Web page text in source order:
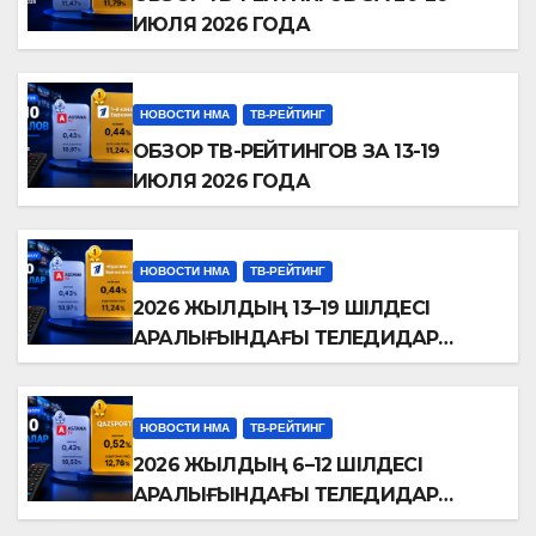
ИЮЛЯ 2026 ГОДА
НОВОСТИ НМА ТВ-РЕЙТИНГ
ОБЗОР ТВ-РЕЙТИНГОВ ЗА 13-19
ИЮЛЯ 2026 ГОДА
НОВОСТИ НМА ТВ-РЕЙТИНГ
2026 ЖЫЛДЫҢ 13–19 ШІЛДЕСІ
АРАЛЫҒЫНДАҒЫ ТЕЛЕДИДАР
РЕЙТИНГТЕРІНЕ ШОЛУ
НОВОСТИ НМА ТВ-РЕЙТИНГ
2026 ЖЫЛДЫҢ 6–12 ШІЛДЕСІ
АРАЛЫҒЫНДАҒЫ ТЕЛЕДИДАР
РЕЙТИНГТЕРІНЕ ШОЛУ